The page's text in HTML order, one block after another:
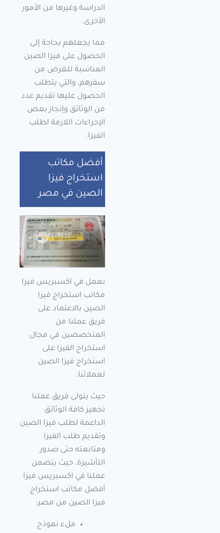
الدراسة وغيرها من الأمور
الأخرى.
مما يجعلهم بحاجة إلى
الحصول على فيزا الصين
المناسبة للغرض من
سفرهم، والتي يتطلب
الحصول عليها تقديم عدد
من الوثائق وإنجاز بعض
الإجراءات اللازمة لطلب
الفيزا.
أفضل مكاتب
استخراج فيزا
الصين في مصر
نعمل في اكسبريس فيزا
مكاتب استخراج فيزا
الصين بالاعتماد على
فريق عملنا من
المتخصصين في مجال
استخراج الفيزا على
استخراج فيزا الصين
لعملائنا.
حيث يتولى فريق عملنا
تجهيز كافة الوثائق
الداعمة لطلب فيزا الصين
وتقديم طلب الفيزا
ومتابعته حتى صدور
التأشيرة، حيث يتضمن
عملنا في اكسبريس فيزا
أفضل مكاتب استخراج
فيزا الصين من مصر:
ملء نموذج